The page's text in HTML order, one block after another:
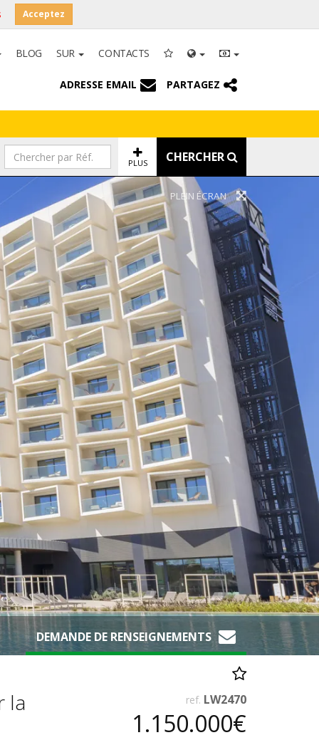
Acceptez
BLOG SUR CONTACTS
ADRESSE EMAIL PARTAGEZ
PLUS CHERCHER
PLEIN ÉCRAN
DEMANDE DE RENSEIGNEMENTS
la ref. LW2470
1.150.000€